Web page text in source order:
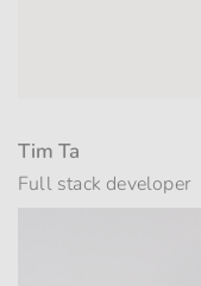
Tim Ta
Full stack developer